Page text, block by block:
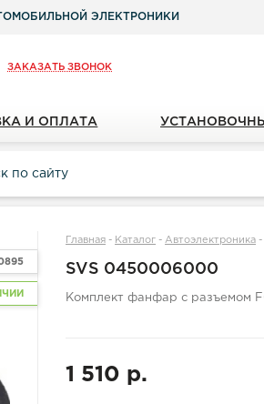
ЭЛЕКТРОНИКИ
ЗАКАЗАТЬ ЗВОНОК
И ОПЛАТА
Главная - Каталог -Автоэлектроника
SVS 0450006000
Комплект фанфар с разъемом
1 510 р.